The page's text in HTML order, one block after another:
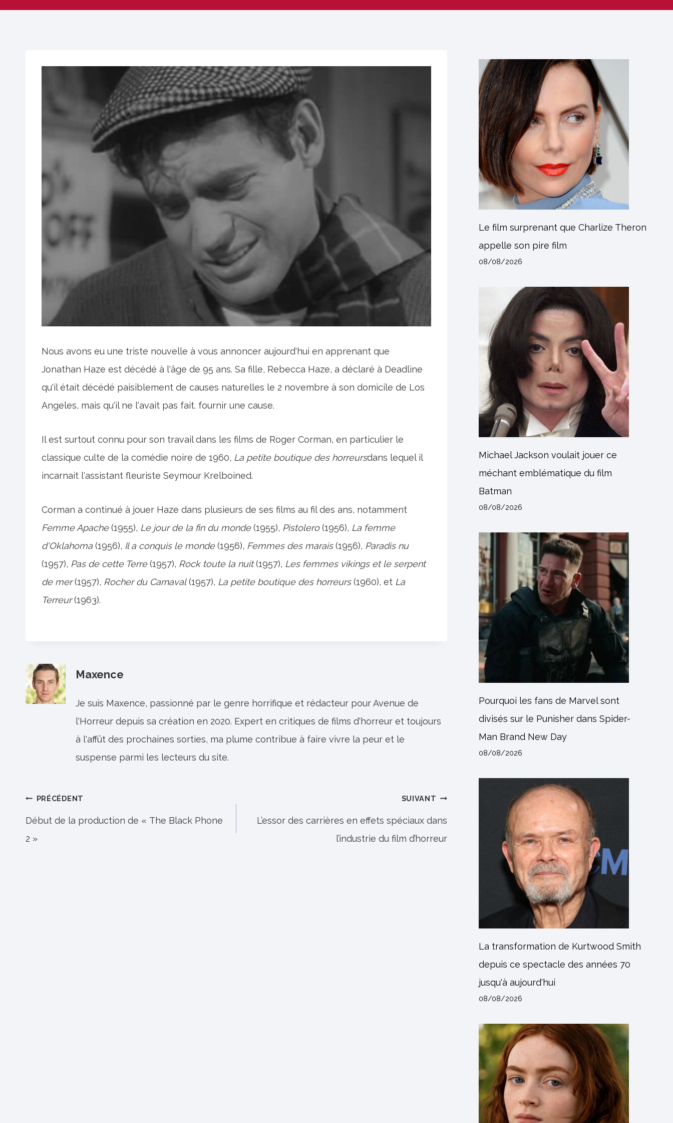
Nous avons eu une triste nouvelle à vous annoncer aujourd'hui en apprenant que
Jonathan Haze est décédé à l'âge de 95 ans. Sa fille, Rebecca Haze, a déclaré à Deadline
qu'il était décédé paisiblement de causes naturelles le 2 novembre à son domicile de Los
Angeles, mais qu'il ne l'avait pas fait. fournir une cause.
Il est surtout connu pour son travail dans les films de Roger Corman, en particulier le
classique culte de la comédie noire de 1960, La petite boutique des horreursdans lequel il
incarnait l'assistant fleuriste Seymour Krelboined.
Corman a continué à jouer Haze dans plusieurs de ses films au fil des ans, notamment
Femme Apache(1955), Le jour de la fin du monde(1955), Pistolero(1956), La femme
d'Oklahoma (1956), Il a conquis le monde(1956), Femmes des marais(1956), Paradis nu
(1957), Pas de cette Terre(1957), Rock toute la nuit(1957), Les femmes vikings et le serpent
de mer(1957), Rocher du Carnaval(1957), La petite boutique des horreurs(1960), et La
Terreur(1963).
Maxence
Je suis Maxence, passionné par le genre horrifique et rédacteur pour Avenue de
l'Horreur depuis sa création en 2020. Expert en critiques de films d'horreur et toujours
à l'affût des prochaines sorties, ma plume contribue à faire vivre la peur et le
suspense parmi les lecteurs du site.
Navigation
de
l’article
PRÉCÉDENT
Début de la production de « The Black Phone
2 »
SUIVANT
L’essor des carrières en effets spéciaux dans
l’industrie du film d’horreur
Le film surprenant que Charlize Theron
appelle son pire film
08/08/2026
Michael Jackson voulait jouer ce
méchant emblématique du film
Batman
08/08/2026
Pourquoi les fans de Marvel sont
divisés sur le Punisher dans Spider-
Man Brand New Day
08/08/2026
La transformation de Kurtwood Smith
depuis ce spectacle des années 70
jusqu'à aujourd'hui
08/08/2026